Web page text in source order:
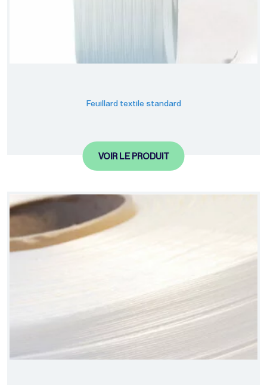
Feuillard textile standard
VOIR LE PRODUIT